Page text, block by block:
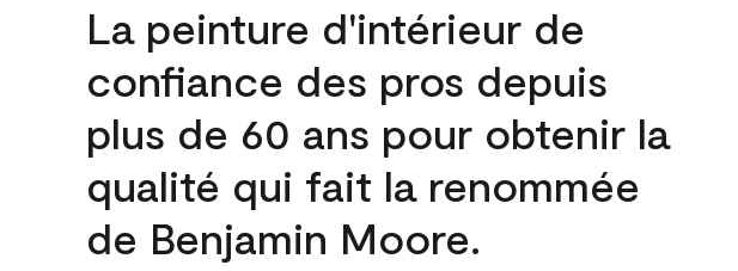
La peinture d'intérieur de
confiance des pros depuis
plus de 60 ans pour obtenir la
qualité qui fait la renommée
de Benjamin Moore.